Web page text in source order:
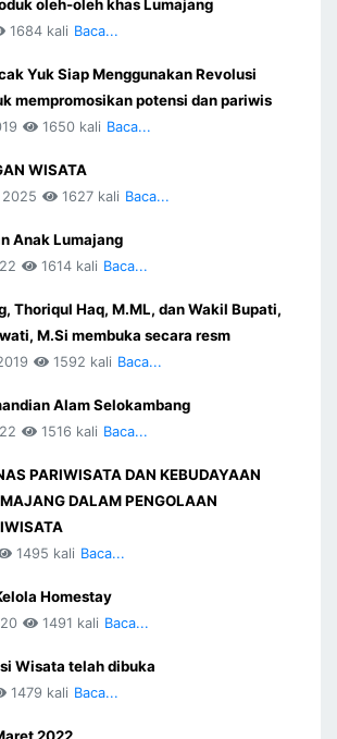
oleh-oleh khas Lumajang
1684 kali Baca...
Yuk Siap Menggunakan Revolusi
mempromosikan potensi dan pariwis
1650 kali Baca...
WISATA
1627 kali Baca...
Anak Lumajang
1614 kali Baca...
Thoriqul Haq, M.ML, dan Wakil Bupati,
M.Si membuka secara resm
1592 kali Baca...
Alam Selokambang
1516 kali Baca...
PARIWISATA DAN KEBUDAYAAN
DALAM PENGOLAAN
1495 kali Baca...
Homestay
1491 kali Baca...
Wisata telah dibuka
1479 kali Baca...